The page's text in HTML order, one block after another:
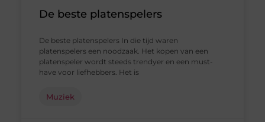
De beste platenspelers
De beste platenspelers In die tijd waren
platenspelers een noodzaak. Het kopen van een
platenspeler wordt steeds trendyer en een must-
have voor liefhebbers. Het is
Muziek